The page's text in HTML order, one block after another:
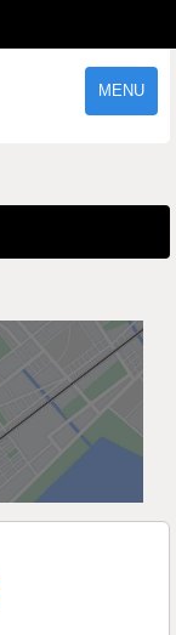
MENU